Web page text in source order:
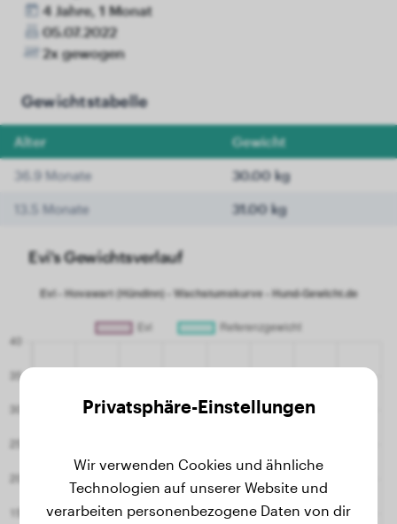
4 Jahre, 1 Monat
05.07.2022
2x gewogen
Gewichtstabelle
Alter Gewicht
36.9 Monate 30.00 kg
13.5 Monate 31.00 kg
Evi's Gewichtsverlauf
Privatsphäre-Einstellungen
Wir verwenden Cookies und ähnliche
Technologien auf unserer Website und
verarbeiten personenbezogene Daten von dir